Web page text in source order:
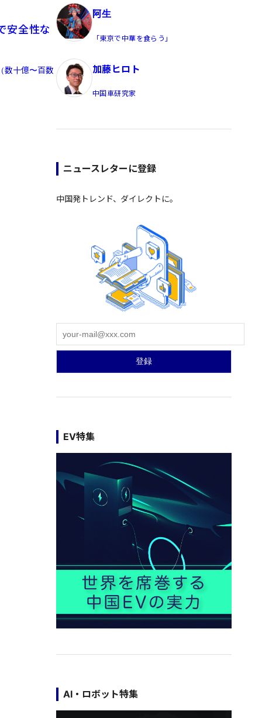
安全性な
数十億〜百数
阿生
「東京で中華を食らう」
加藤ヒロト
中国車研究家
ニュースレターに登録
中国発トレンド、ダイレクトに。
EV特集
AI・ロボット特集